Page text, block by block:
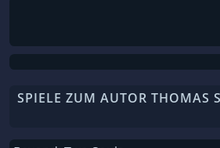
SPIELE ZUM AUTOR THOMAS